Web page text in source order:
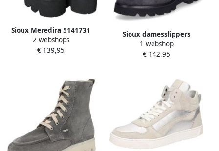
Sioux Meredira 5141731
ebenholz Grijs
2 webshops
€ 139,95
Sioux damesslippers
Meredira-727-H grijs
1 webshop
€ 142,95